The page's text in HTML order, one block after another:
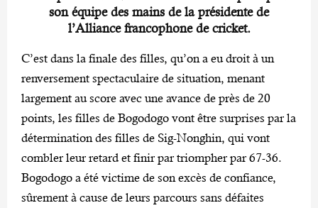
son équipe des mains de la présidente de
l’Alliance francophone de cricket.
C’est dans la finale des filles, qu’on a eu droit à un
renversement spectaculaire de situation, menant
largement au score avec une avance de près de 20
points, les filles de Bogodogo vont être surprises par la
détermination des filles de Sig-Nonghin, qui vont
combler leur retard et finir par triompher par 67-36.
Bogodogo a été victime de son excès de confiance,
sûrement à cause de leurs parcours sans défaites